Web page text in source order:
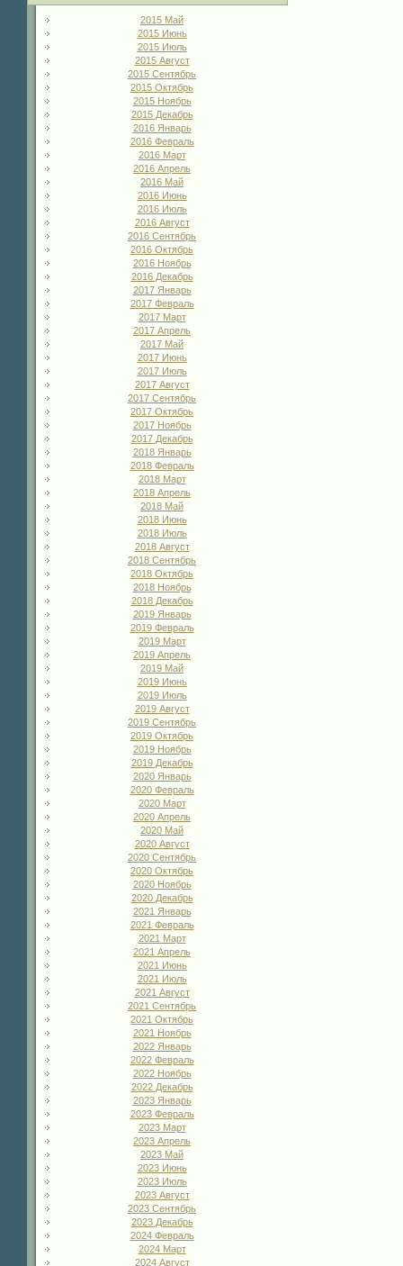
2015 Май
2015 Июнь
2015 Июль
2015 Август
2015 Сентябрь
2015 Октябрь
2015 Ноябрь
2015 Декабрь
2016 Январь
2016 Февраль
2016 Март
2016 Апрель
2016 Май
2016 Июнь
2016 Июль
2016 Август
2016 Сентябрь
2016 Октябрь
2016 Ноябрь
2016 Декабрь
2017 Январь
2017 Февраль
2017 Март
2017 Апрель
2017 Май
2017 Июнь
2017 Июль
2017 Август
2017 Сентябрь
2017 Октябрь
2017 Ноябрь
2017 Декабрь
2018 Январь
2018 Февраль
2018 Март
2018 Апрель
2018 Май
2018 Июнь
2018 Июль
2018 Август
2018 Сентябрь
2018 Октябрь
2018 Ноябрь
2018 Декабрь
2019 Январь
2019 Февраль
2019 Март
2019 Апрель
2019 Май
2019 Июнь
2019 Июль
2019 Август
2019 Сентябрь
2019 Октябрь
2019 Ноябрь
2019 Декабрь
2020 Январь
2020 Февраль
2020 Март
2020 Апрель
2020 Май
2020 Август
2020 Сентябрь
2020 Октябрь
2020 Ноябрь
2020 Декабрь
2021 Январь
2021 Февраль
2021 Март
2021 Апрель
2021 Июнь
2021 Июль
2021 Август
2021 Сентябрь
2021 Октябрь
2021 Ноябрь
2022 Январь
2022 Февраль
2022 Ноябрь
2022 Декабрь
2023 Январь
2023 Февраль
2023 Март
2023 Апрель
2023 Май
2023 Июнь
2023 Июль
2023 Август
2023 Сентябрь
2023 Декабрь
2024 Февраль
2024 Март
2024 Август